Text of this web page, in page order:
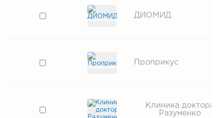
ДИОМИД
Проприкус
Клиника доктора
Разуменко